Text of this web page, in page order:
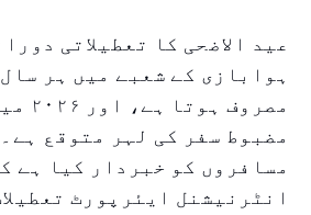
عید الاضحی کا تعطیلاتی
ہوابازی کے شعبے میں ہر سال
مضبوط سفر کی لہر متوقع
مسافروں کو خبردار کیا ہے
انٹرنیشنل ایئرپورٹ